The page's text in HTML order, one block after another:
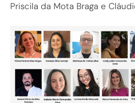
Priscila da Mota Braga e